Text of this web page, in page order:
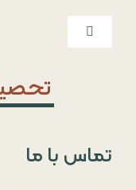
Skip
کنترلر
تماس با ما